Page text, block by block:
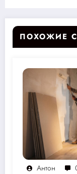
ПОХОЖИЕ
Антон